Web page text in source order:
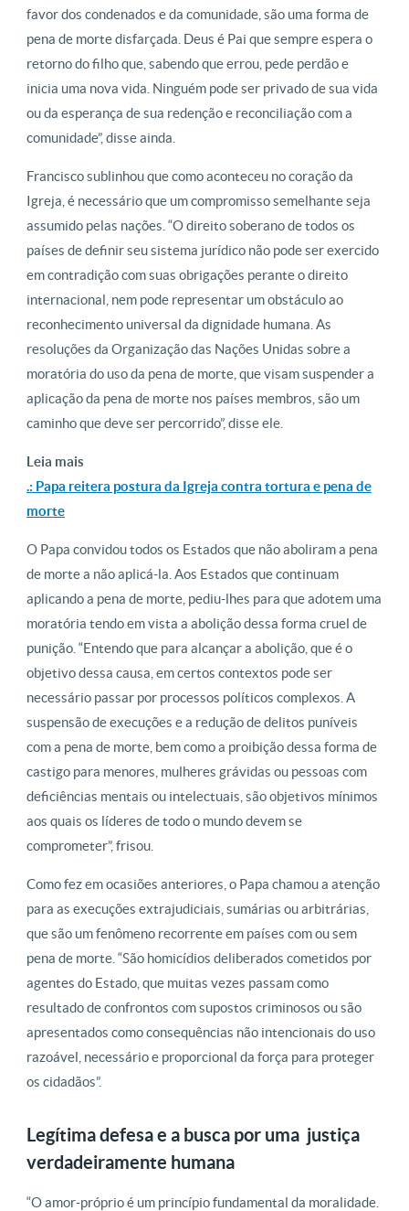
favor dos condenados e da comunidade, são uma forma de
pena de morte disfarçada. Deus é Pai que sempre espera o
retorno do filho que, sabendo que errou, pede perdão e
inicia uma nova vida. Ninguém pode ser privado de sua vida
ou da esperança de sua redenção e reconciliação com a
comunidade”, disse ainda.
Francisco sublinhou que como aconteceu no coração da
Igreja, é necessário que um compromisso semelhante seja
assumido pelas nações. “O direito soberano de todos os
países de definir seu sistema jurídico não pode ser exercido
em contradição com suas obrigações perante o direito
internacional, nem pode representar um obstáculo ao
reconhecimento universal da dignidade humana. As
resoluções da Organização das Nações Unidas sobre a
moratória do uso da pena de morte, que visam suspender a
aplicação da pena de morte nos países membros, são um
caminho que deve ser percorrido”, disse ele.
Leia mais
.: Papa reitera postura da Igreja contra tortura e pena de
morte
O Papa convidou todos os Estados que não aboliram a pena
de morte a não aplicá-la. Aos Estados que continuam
aplicando a pena de morte, pediu-lhes para que adotem uma
moratória tendo em vista a abolição dessa forma cruel de
punição. “Entendo que para alcançar a abolição, que é o
objetivo dessa causa, em certos contextos pode ser
necessário passar por processos políticos complexos. A
suspensão de execuções e a redução de delitos puníveis
com a pena de morte, bem como a proibição dessa forma de
castigo para menores, mulheres grávidas ou pessoas com
deficiências mentais ou intelectuais, são objetivos mínimos
aos quais os líderes de todo o mundo devem se
comprometer”, frisou.
Como fez em ocasiões anteriores, o Papa chamou a atenção
para as execuções extrajudiciais, sumárias ou arbitrárias,
que são um fenômeno recorrente em países com ou sem
pena de morte. “São homicídios deliberados cometidos por
agentes do Estado, que muitas vezes passam como
resultado de confrontos com supostos criminosos ou são
apresentados como consequências não intencionais do uso
razoável, necessário e proporcional da força para proteger
os cidadãos”.
Legítima defesa e a busca por uma justiça
verdadeiramente humana
“O amor-próprio é um princípio fundamental da moralidade.